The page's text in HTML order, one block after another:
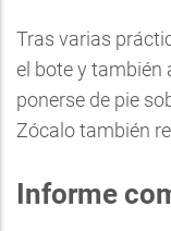
Tras varias
el bote y también
ponerse de pie
Zócalo también
Informe